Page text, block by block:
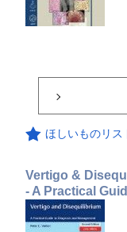
ほしいものリス
Vertigo &
- A Practical